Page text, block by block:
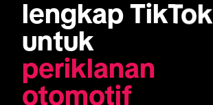
lengkap TikTok
periklanan
otomotif